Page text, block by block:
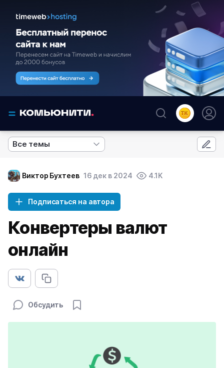
Все темы
Виктор Бухтеев 16 дек в 2024 4.1K
Подписаться на автора
Конвертеры валют
онлайн
Обсудить